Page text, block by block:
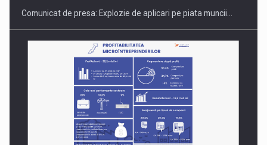
Comunicat de presa: Explozie de aplicari pe piata muncii…